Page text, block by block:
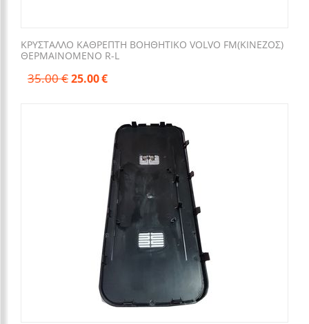
ΚΡΥΣΤΑΛΛΟ ΚΑΘΡΕΠΤΗ BOHΘΗΤΙΚΟ VOLVO FM(KINEZOΣ)
ΘΕΡΜΑΙΝΟΜΕΝΟ R-L
35.00€25.00€